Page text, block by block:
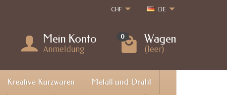
CHF DE
Mein Konto
Anmeldung
0 Wagen
(leer)
Kreative Kurzwaren Metall und Draht